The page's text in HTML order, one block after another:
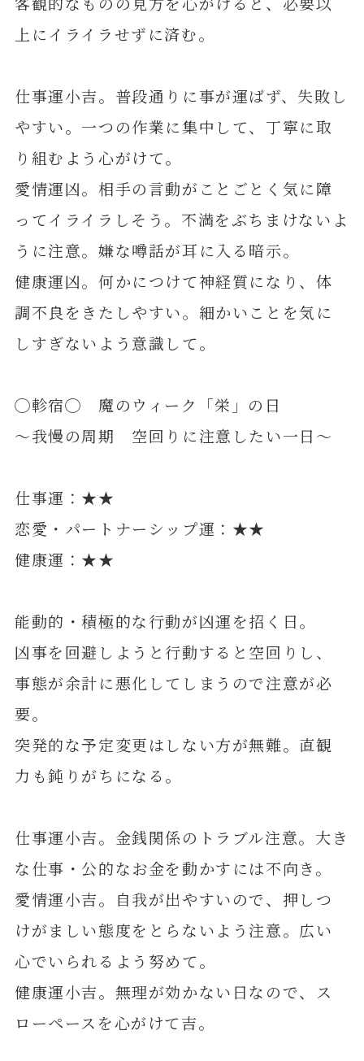
上にイライラせずに済む。
仕事運小吉。普段通りに事が運ばず、失敗し
やすい。一つの作業に集中して、丁寧に取
り組むよう心がけて。
愛情運凶。相手の言動がことごとく気に障
ってイライラしそう。不満をぶちまけないよ
うに注意。嫌な噂話が耳に入る暗示。
健康運凶。何かにつけて神経質になり、体
調不良をきたしやすい。細かいことを気に
しすぎないよう意識して。
◯軫宿◯ 魔のウィーク「栄」の日
～我慢の周期 空回りに注意したい一日～
仕事運：★★
恋愛・パートナーシップ運：★★
健康運：★★
能動的・積極的な行動が凶運を招く日。
凶事を回避しようと行動すると空回りし、
事態が余計に悪化してしまうので注意が必
要。
突発的な予定変更はしない方が無難。直観
力も鈍りがちになる。
仕事運小吉。金銭関係のトラブル注意。大き
な仕事・公的なお金を動かすには不向き。
愛情運小吉。自我が出やすいので、押しつ
けがましい態度をとらないよう注意。広い
心でいられるよう努めて。
健康運小吉。無理が効かない日なので、ス
ローペースを心がけて吉。